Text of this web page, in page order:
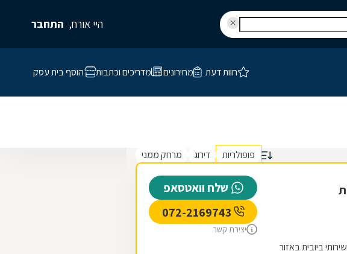
היי אורח, התחבר
חוות דעת מחירונים מדריכים וכתבות הוסף בית עסק
פופולריות דירוג מרחק ממני
ביובית באזור
שלח וואטסאפ
יצירת קשר